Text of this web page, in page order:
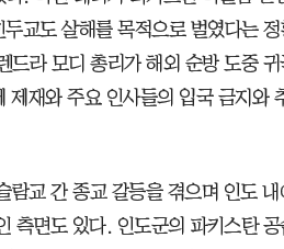
두교도 살해를 목적으로 벌였다는
드라 모디 총리가 해외 순방 도중
제재와 주요 인사들의 입국 금지와
람교 간 종교 갈등을 겪으며 인도
측면도 있다. 인도군의 파키스탄